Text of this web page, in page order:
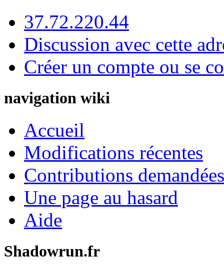
37.72.220.44
Discussion avec cette
Créer un compte ou se
navigation wiki
Accueil
Modifications récentes
Contributions
Une page au hasard
Aide
Shadowrun.fr